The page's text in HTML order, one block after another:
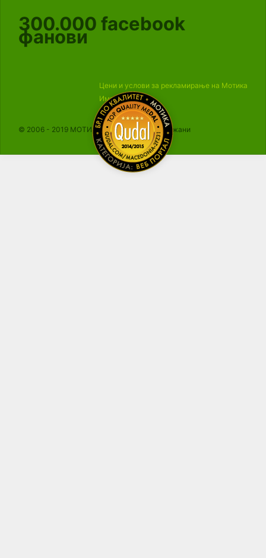
300.000 facebook
фанови
Цени и услови за рекламирање на Мотика
Импресум
© 2006 - 2019 МОТИКА, Сите права се задржани